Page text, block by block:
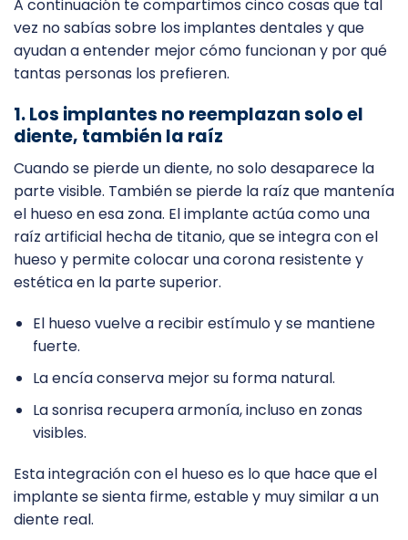
A continuación te compartimos cinco cosas que tal
vez no sabías sobre los implantes dentales y que
ayudan a entender mejor cómo funcionan y por qué
tantas personas los prefieren.
1. Los implantes no reemplazan solo el
diente, también la raíz
Cuando se pierde un diente, no solo desaparece la
parte visible. También se pierde la raíz que mantenía
el hueso en esa zona. El implante actúa como una
raíz artificial hecha de titanio, que se integra con el
hueso y permite colocar una corona resistente y
estética en la parte superior.
El hueso vuelve a recibir estímulo y se mantiene
fuerte.
La encía conserva mejor su forma natural.
La sonrisa recupera armonía, incluso en zonas
visibles.
Esta integración con el hueso es lo que hace que el
implante se sienta firme, estable y muy similar a un
diente real.